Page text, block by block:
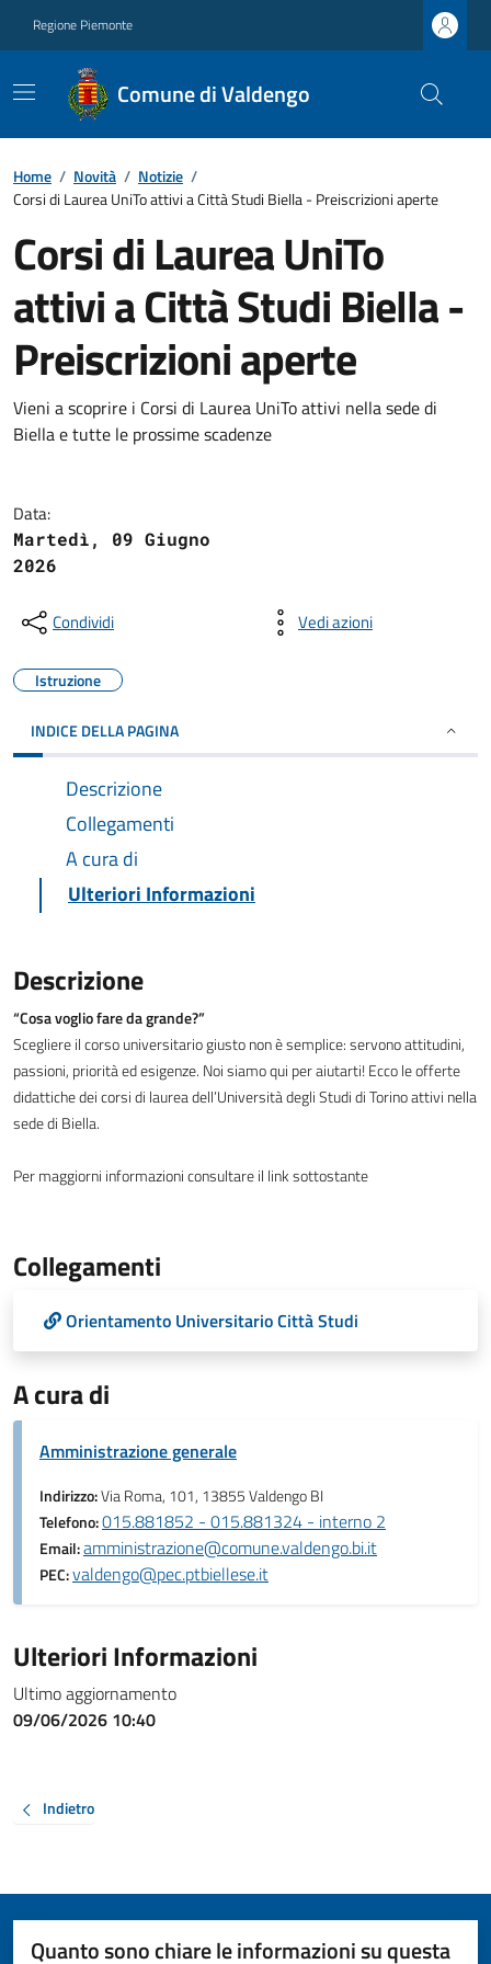
Regione Piemonte
Comune di Valdengo
Home / Novità / Notizie /
Corsi di Laurea UniTo attivi a Città Studi Biella - Preiscrizioni aperte
Corsi di Laurea UniTo
attivi a Città Studi Biella -
Preiscrizioni aperte
Vieni a scoprire i Corsi di Laurea UniTo attivi nella sede di
Biella e tutte le prossime scadenze
Data:
Martedì, 09 Giugno
2026
Condividi Vedi azioni
Istruzione
INDICE DELLA PAGINA
Descrizione
Collegamenti
A cura di
Ulteriori Informazioni
Descrizione
“Cosa voglio fare da grande?”
Scegliere il corso universitario giusto non è semplice: servono attitudini,
passioni, priorità ed esigenze. Noi siamo qui per aiutarti! Ecco le offerte
didattiche dei corsi di laurea dell’Università degli Studi di Torino attivi nella
sede di Biella.
Per maggiorni informazioni consultare il link sottostante
Collegamenti
Orientamento Universitario Città Studi
A cura di
Amministrazione generale
Indirizzo:Via Roma, 101, 13855 Valdengo BI
Telefono:015.881852 - 015.881324 - interno 2
Email:amministrazione@comune.valdengo.bi.it
PEC:valdengo@pec.ptbiellese.it
Ulteriori Informazioni
Ultimo aggiornamento
09/06/2026 10:40
Indietro
Quanto sono chiare le informazioni su questa